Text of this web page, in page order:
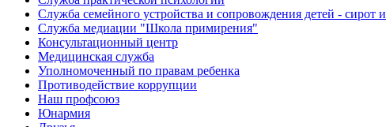
Служба семейного устройства и сопровождения детей - сирот
Служба медиации "Школа примирения"
Консультационный центр
Медицинская служба
Уполномоченный по правам ребенка
Противодействие коррупции
Наш профсоюз
Юнармия